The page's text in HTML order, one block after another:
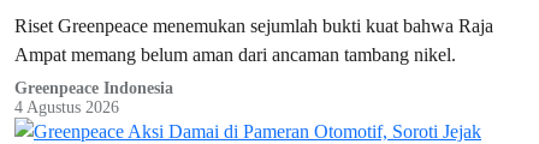
Riset Greenpeace menemukan sejumlah bukti kuat bahwa Raja
Ampat memang belum aman dari ancaman tambang nikel.
Greenpeace Indonesia
4 Agustus 2026